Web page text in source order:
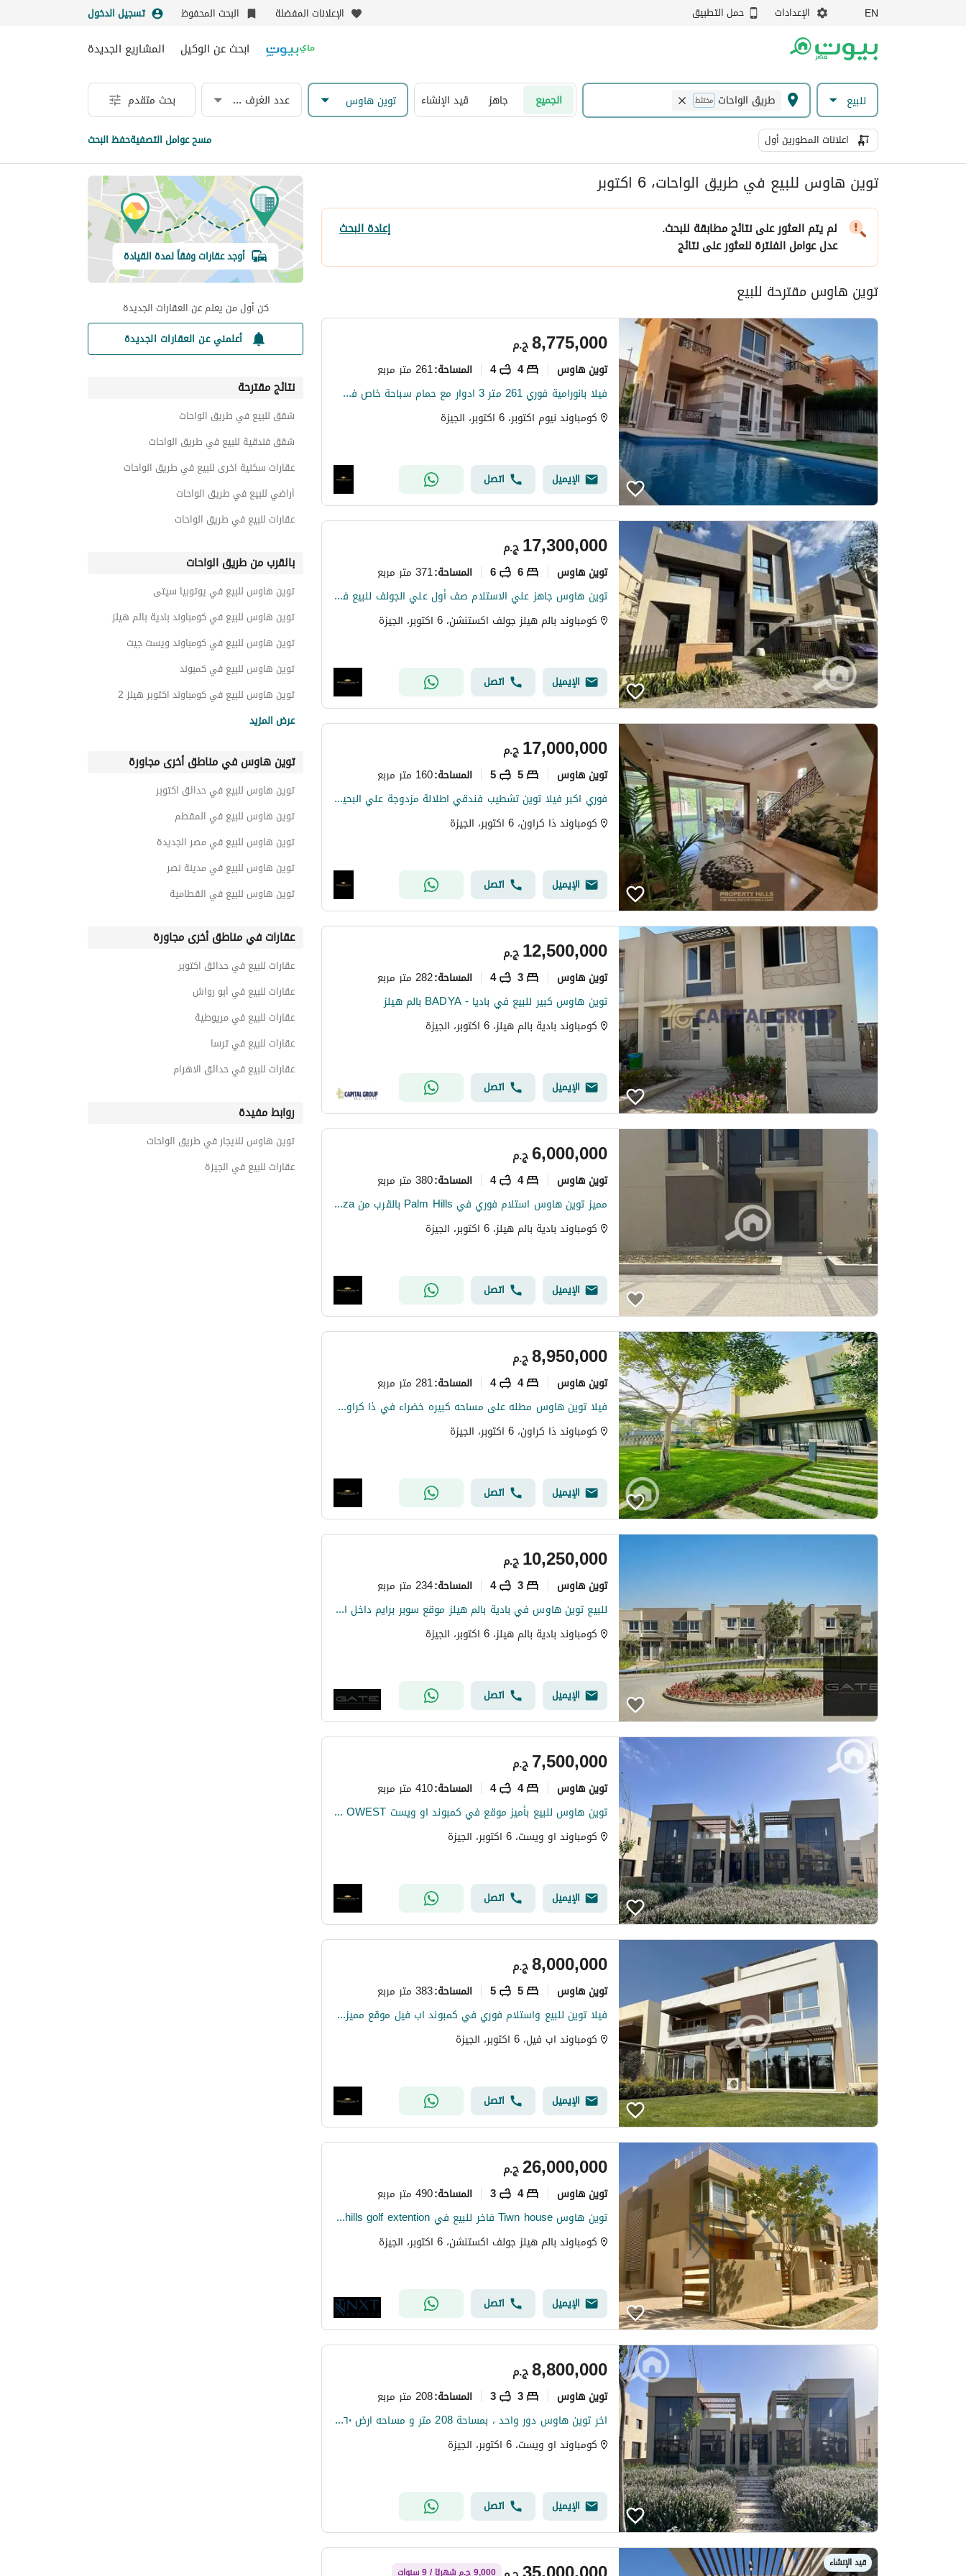
EN الإعدادات حمل التطبيق الإعلانات المفضلة البحث المحفوظ تسجيل الدخول
ابحث عن الوكيل المشاريع الجديدة
للبيع طريق الواحات مختلط الجميع جاهز قيد الإنشاء توين هاوس عدد الغرف & الحمامات بحث متقدم
اعلانات المطورين أول مسح عوامل التصفيةحفظ البحث
توين هاوس للبيع في طريق الواحات، 6 اكتوبر
لم يتم العثور على نتائج مطابقة للبحث. إعادة البحث
عدل عوامل الفلترةللعثور على نتائج
توين هاوس مقترحة للبيع
ج.م8,775,000
توين هاوس 4
4 المساحة:261 متر مربع
فيلا بانورامية فوري 261 متر 3 ادوار مع حمام سباحة خاص في NYOUM October بجوار Mountain View و Grand Heights
كومباوند نيوم اكتوبر، 6 اكتوبر، الجيزة
الإيميل اتصل
ج.م17,300,000
توين هاوس 6
6 المساحة:371 متر مربع
توين هاوس جاهز علي الاستلام صف أول علي الجولف للبيع في 6 أكتوبر من بالم هيلز بجوار جولف اكستنشن وذا كراون
كومباوند بالم هيلز جولف اكستنشن، 6 اكتوبر، الجيزة
الإيميل اتصل
ج.م17,000,000
توين هاوس 5
5 المساحة:160 متر مربع
فوري اكبر فيلا توين تشطيب فندقي اطلالة مزدوجة علي البحيرات بجانب بالم هيلز و مول مصر
كومباوند ذا كراون، 6 اكتوبر، الجيزة
الإيميل اتصل
ج.م12,500,000
توين هاوس 3
4 المساحة:282 متر مربع
توين هاوس كبير للبيع في باديا - BADYA بالم هيلز
كومباوند بادية بالم هيلز، 6 اكتوبر، الجيزة
الإيميل اتصل
ج.م6,000,000
توين هاوس 4
4 المساحة:380 متر مربع
مميز توين هاوس استلام فوري في Palm Hills بالقرب من Woodville & New Giza
كومباوند بادية بالم هيلز، 6 اكتوبر، الجيزة
الإيميل اتصل
ج.م8,950,000
توين هاوس 4
4 المساحة:281 متر مربع
فيلا توين هاوس مطله على مساحه كبيره خضراء في ذا كراون بالم هيلز The amount mention above isn't Totaĺlll بجوار نيو جيزه و جولف فيوز و سوان ليك ويست
كومباوند ذا كراون، 6 اكتوبر، الجيزة
الإيميل اتصل
ج.م10,250,000
توين هاوس 3
4 المساحة:234 متر مربع
للبيع توين هاوس في بادية بالم هيلز موقع سوبر برايم داخل المشروع خصوصية كاملة مع إطلالة مميزة على المساحات الخضراء دقيقة واحدة فقط مشيًا من الـكلوب هاو
كومباوند بادية بالم هيلز، 6 اكتوبر، الجيزة
الإيميل اتصل
ج.م7,500,000
توين هاوس 4
4 المساحة:410 متر مربع
توين هاوس للبيع بأميز موقع في كمبوند او ويست OWEST من اوراسكوم
كومباوند او ويست، 6 اكتوبر، الجيزة
الإيميل اتصل
ج.م8,000,000
توين هاوس 5
5 المساحة:383 متر مربع
فيلا توين للبيع واستلام فوري في كمبوند اب فيل موقع مميز بجوار بالم هيلز
كومباوند اب فيل، 6 اكتوبر، الجيزة
الإيميل اتصل
ج.م26,000,000
توين هاوس 4
3 المساحة:490 متر مربع
توين هاوس Tiwn house فاخر للبيع في Palm hills golf extention بالم هيلز جولف إكستنشن | 4 غرف نوم | أرض 490م | مباني 382م
كومباوند بالم هيلز جولف اكستنشن، 6 اكتوبر، الجيزة
الإيميل اتصل
ج.م8,800,000
توين هاوس 3
3 المساحة:208 متر مربع
اخر توين هاوس دور واحد ، بمساحة 208 متر و مساحه ارض ٣٦٠ متر موقع مميز
كومباوند او ويست، 6 اكتوبر، الجيزة
الإيميل اتصل
قيد الإنشاء
9,000 ج.م شهريًا / 9 سنوات
أوجد عقارات وفقاً لمدة القيادة
كن أول من يعلم عن العقارات الجديدة
أعلمني عن العقارات الجديدة
نتائج مقترحة
شقق للبيع في طريق الواحات
شقق فندقية للبيع في طريق الواحات
عقارات سكنية اخرى للبيع في طريق الواحات
أراضي للبيع في طريق الواحات
عقارات للبيع في طريق الواحات
بالقرب من طريق الواحات
توين هاوس للبيع في يوتوبيا سيتى
توين هاوس للبيع في كومباوند بادية بالم هيلز
توين هاوس للبيع في كومباوند ويست جيت
توين هاوس للبيع في كمبوند
توين هاوس للبيع في كومباوند اكتوبر هيلز 2
توين هاوس للبيع في بيلونج
توين هاوس للبيع في كومباوند ماونتن فيو اى سيتي
توين هاوس للبيع في الحزام الاخضر
عرض المزيد
توين هاوس في مناطق أخرى مجاورة
توين هاوس للبيع في حدائق اكتوبر
توين هاوس للبيع في المقطم
توين هاوس للبيع في مصر الجديدة
توين هاوس للبيع في مدينة نصر
توين هاوس للبيع في القطامية
عقارات في مناطق أخرى مجاورة
عقارات للبيع في حدائق اكتوبر
عقارات للبيع في أبو رواش
عقارات للبيع في مريوطية
عقارات للبيع في ترسا
عقارات للبيع في حدائق الاهرام
روابط مفيدة
توين هاوس للايجار في طريق الواحات
عقارات للبيع في الجيزة